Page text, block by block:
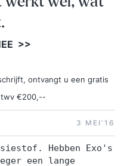
>>
ontvangt u een gratis
€200,--
3 MEI‘16
Hebben Exo's
een lange